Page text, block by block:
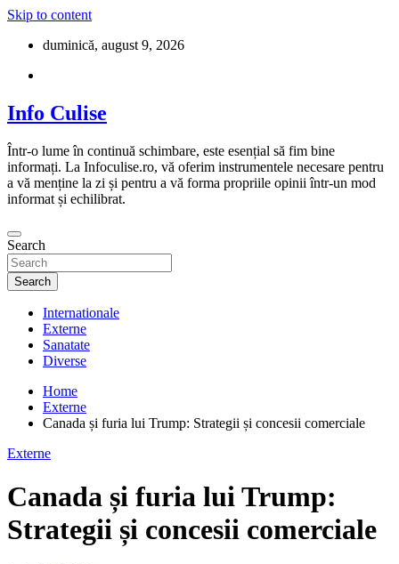
Skip to content
duminică, august 9, 2026
Info Culise
Într-o lume în continuă schimbare, este esențial să fim bine
informați. La Infoculise.ro, vă oferim instrumentele necesare pentru
a vă menține la zi și pentru a vă forma propriile opinii într-un mod
informat și echilibrat.
Search
Search
Internationale
Externe
Sanatate
Diverse
Home
Externe
Canada și furia lui Trump: Strategii și concesii comerciale
Externe
Canada și furia lui Trump:
Strategii și concesii comerciale